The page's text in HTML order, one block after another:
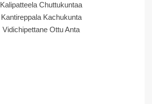
Kalipatteela Chuttukuntaa
Kantireppala Kachukunta
Vidichipettane Ottu Anta